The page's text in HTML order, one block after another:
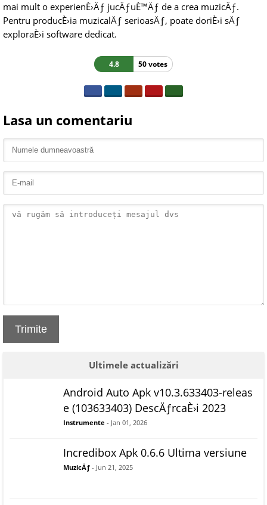
mai mult o experienÈ›Äƒ jucÄƒuÈ™Äƒ de a crea muzicÄƒ.
Pentru producÈ›ia muzicalÄƒ serioasÄƒ, poate doriÈ›i sÄƒ
exploraÈ›i software dedicat.
4.8 50 votes
Lasa un comentariu
Trimite
Ultimele actualizări
Android Auto Apk v10.3.633403-releas
e (103633403) DescÄƒrcaÈ›i 2023
Instrumente - Jan 01, 2026
Incredibox Apk 0.6.6 Ultima versiune
MuzicÄƒ - Jun 21, 2025